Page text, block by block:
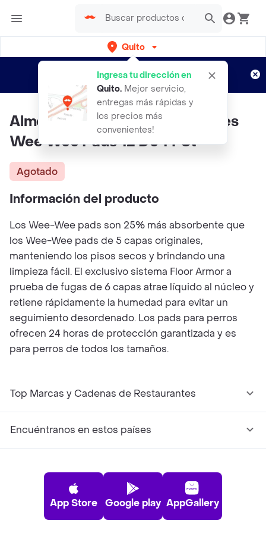
Quito
Ingresa tu dirección en
Quito. Mejor servicio,
entregas más rápidas y
los precios más
convenientes!
envíos gratis por semanas
Aplican TyC
Almohadillas Super Absorbentes
Wee Wee Pads 12 De 14 Ct
Agotado
Información del producto
Los Wee-Wee pads son 25% más absorbente que
los Wee-Wee pads de 5 capas originales,
manteniendo los pisos secos y brindando una
limpieza fácil. El exclusivo sistema Floor Armor a
prueba de fugas de 6 capas atrae líquido al núcleo y
retiene rápidamente la humedad para evitar un
seguimiento desordenado. Los pads para perros
ofrecen 24 horas de protección garantizada y es
para perros de todos los tamaños.
Top Marcas y Cadenas de Restaurantes
Encuéntranos en estos países
App Store Google play AppGallery